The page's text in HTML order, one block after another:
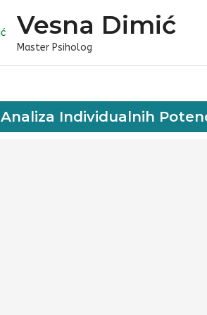
Vesna Dimić
Master Psiholog
Analiza Individualnih